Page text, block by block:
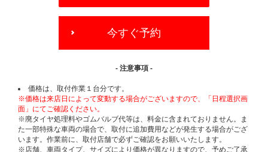
OPTIONS
今すぐ予約
- 注意事項 -
価格は、取付作業１台分です。
※価格は来店日によって変動する場合がございますので、「日程選択画
面」にてご確認ください。
※廃タイヤ処理料やゴムバルブ代等は、料金に含まれておりません。ま
た一部特殊な車両の場合で、取付に追加費用などが発生する場合がござ
います。作業前に、取付店舗で必ずご確認をお願いいたします。
※店舗、車両タイプ、サイズにより価格が異なりますので、予めご了承